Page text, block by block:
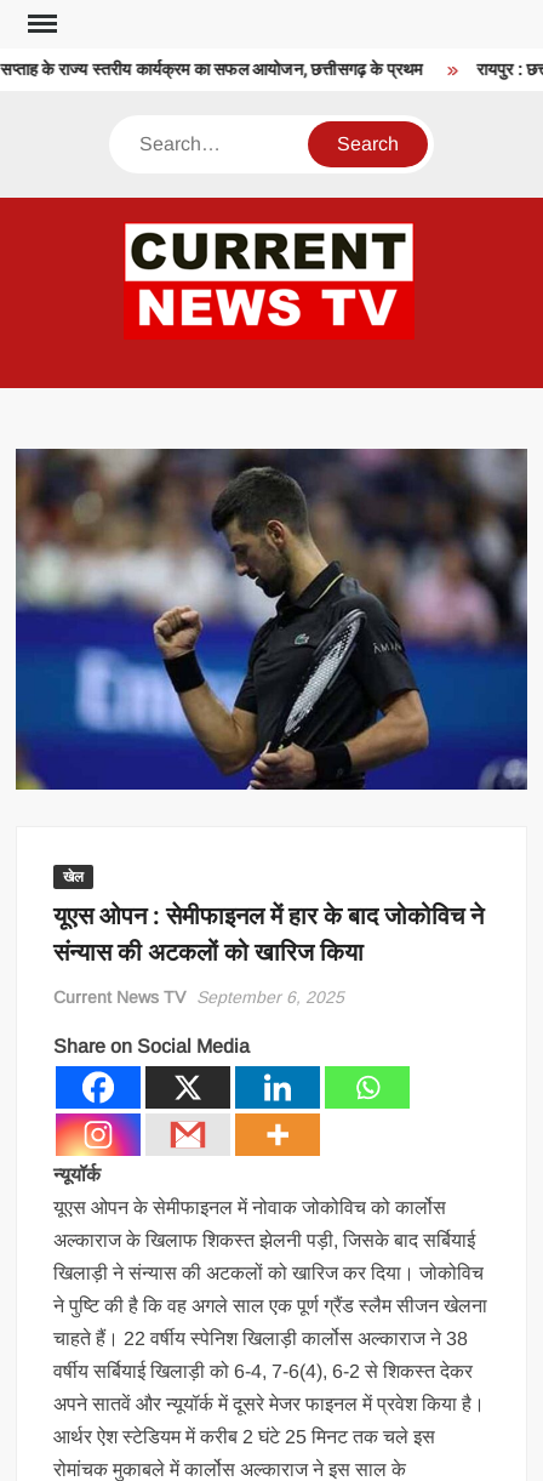
Skip
contentके राज्य स्तरीय कार्यक्रम का सफल आयोजन, छत्तीसगढ़ के प्रथम रायपुर :
Search
खेल
यूएस ओपन : सेमीफाइनल में हार के बाद जोकोविच ने
संन्यास की अटकलों को खारिज किया
Current News TV September 6, 2025
Share on Social Media
न्यूयॉर्क
यूएस ओपन के सेमीफाइनल में नोवाक जोकोविच को कार्लोस
अल्काराज के खिलाफ शिकस्त झेलनी पड़ी, जिसके बाद सर्बियाई
खिलाड़ी ने संन्यास की अटकलों को खारिज कर दिया। जोकोविच
ने पुष्टि की है कि वह अगले साल एक पूर्ण ग्रैंड स्लैम सीजन खेलना
चाहते हैं। 22 वर्षीय स्पेनिश खिलाड़ी कार्लोस अल्काराज ने 38
वर्षीय सर्बियाई खिलाड़ी को 6-4, 7-6(4), 6-2 से शिकस्त देकर
अपने सातवें और न्यूयॉर्क में दूसरे मेजर फाइनल में प्रवेश किया है।
आर्थर ऐश स्टेडियम में करीब 2 घंटे 25 मिनट तक चले इस
रोमांचक मुकाबले में कार्लोस अल्काराज ने इस साल के